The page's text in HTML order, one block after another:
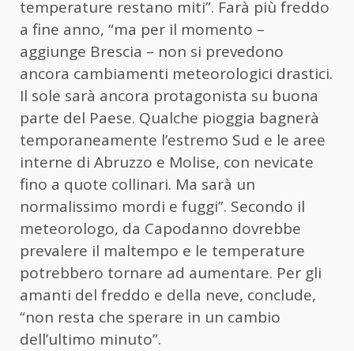
temperature restano miti”. Farà più freddo
a fine anno, “ma per il momento –
aggiunge Brescia – non si prevedono
ancora cambiamenti meteorologici drastici.
Il sole sarà ancora protagonista su buona
parte del Paese. Qualche pioggia bagnerà
temporaneamente l’estremo Sud e le aree
interne di Abruzzo e Molise, con nevicate
fino a quote collinari. Ma sarà un
normalissimo mordi e fuggi”. Secondo il
meteorologo, da Capodanno dovrebbe
prevalere il maltempo e le temperature
potrebbero tornare ad aumentare. Per gli
amanti del freddo e della neve, conclude,
“non resta che sperare in un cambio
dell’ultimo minuto”.